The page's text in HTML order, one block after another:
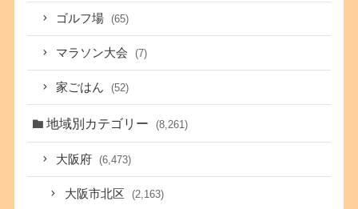
ゴルフ場 (65)
マラソン大会 (7)
家ごはん (52)
地域別カテゴリー (8,261)
大阪府 (6,473)
大阪市北区 (2,163)